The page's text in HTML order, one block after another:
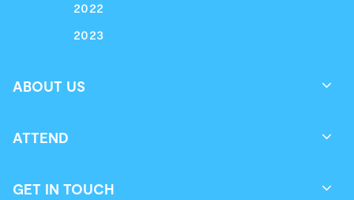
2022
2023
ABOUT US
ATTEND
GET IN TOUCH